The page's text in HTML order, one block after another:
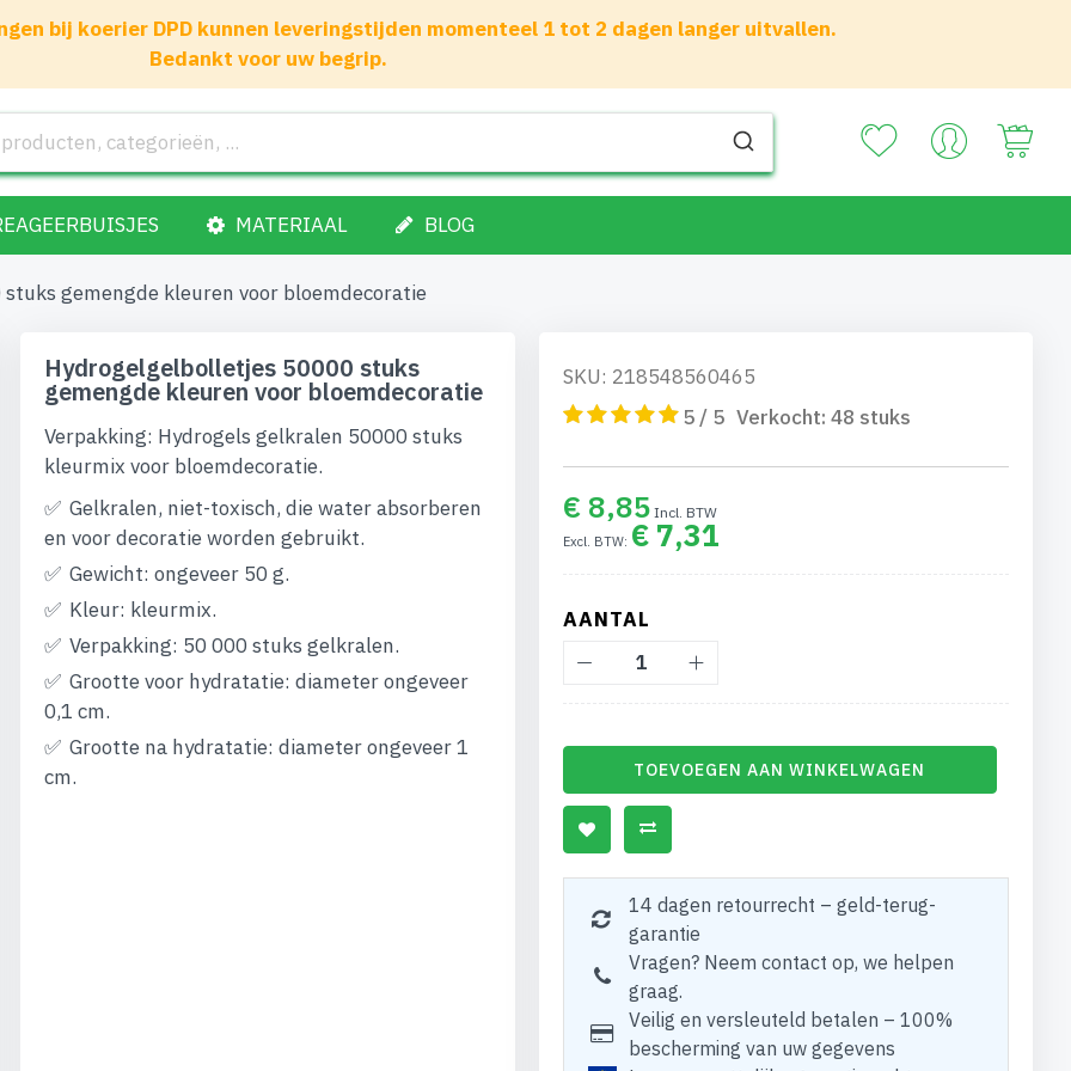
bij koerier DPD kunnen leveringstijden momenteel 1 tot 2 dagen langer uitvallen.
Bedankt voor uw begrip.
MATERIAAL BLOG
gemengde kleuren voor bloemdecoratie
Hydrogelgelbolletjes 50000 stuks
gemengde kleuren voor bloemdecoratie
Verpakking: Hydrogels gelkralen 50000 stuks
kleurmix voor bloemdecoratie.
Gelkralen, niet-toxisch, die water absorberen
en voor decoratie worden gebruikt.
Gewicht: ongeveer 50 g.
Kleur: kleurmix.
Verpakking: 50 000 stuks gelkralen.
Grootte voor hydratatie: diameter ongeveer
0,1 cm.
Grootte na hydratatie: diameter ongeveer 1
cm.
SKU: 218548560465
5 / 5 Verkocht: 48 stuks
€ 8,85
€ 7,31
AANTAL
TOEVOEGEN AAN WINKELWAGEN
14 dagen retourrecht – geld-terug-
garantie
Vragen? Neem contact op, we helpen
graag.
Veilig en versleuteld betalen – 100%
bescherming van uw gegevens